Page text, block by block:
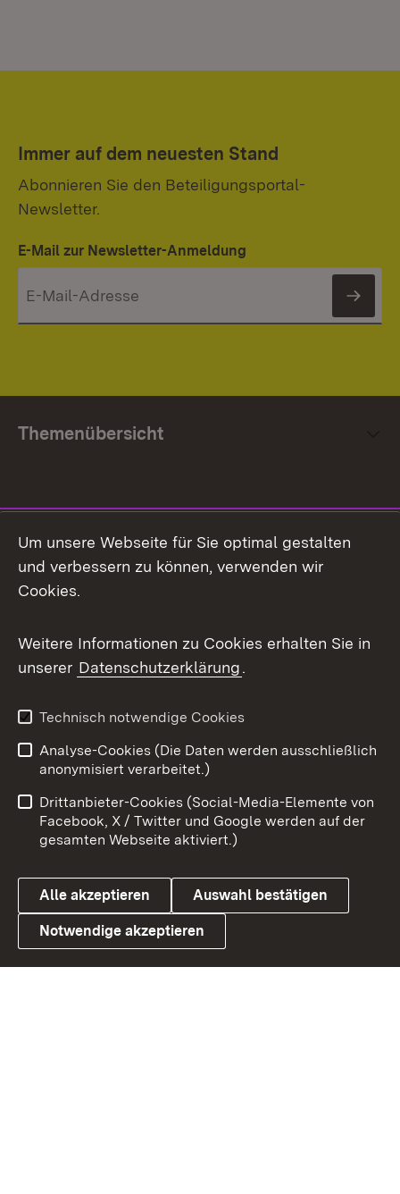
Immer auf dem neuesten Stand
Abonnieren Sie den Beteiligungsportal-
Newsletter.
E-Mail zur Newsletter-Anmeldung
Themenübersicht
Facebook
X / Twitter
Youtube
Link zum Landesportal
Impressum
Kontakt
Barrierefreiheit
Datenschutz
Cookies
Um unsere Webseite für Sie optimal gestalten
und verbessern zu können, verwenden wir
Cookies.
Weitere Informationen zu Cookies erhalten Sie in
unserer Datenschutzerklärung.
Technisch notwendige Cookies
Analyse-Cookies (Die Daten werden ausschließlich
anonymisiert verarbeitet.)
Drittanbieter-Cookies (Social-Media-Elemente von
Facebook, X / Twitter und Google werden auf der
gesamten Webseite aktiviert.)
Alle akzeptieren Auswahl bestätigen
Notwendige akzeptieren